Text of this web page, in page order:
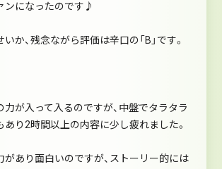
ンになったのです♪
か、残念ながら評価は辛口の「B」です。
力が入って入るのですが、中盤でタラタラ
あり2時間以上の内容に少し疲れました。
があり面白いのですが、ストーリー的には